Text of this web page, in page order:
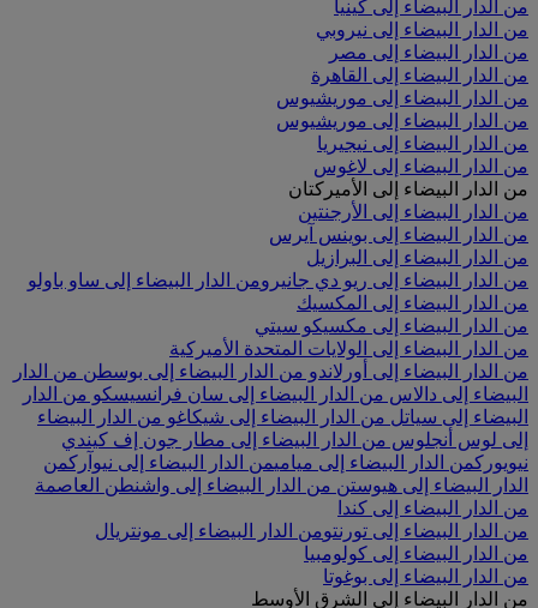
من الدار البيضاء إلى كينيا
من الدار البيضاء إلى نيروبي
من الدار البيضاء إلى مصر
من الدار البيضاء إلى القاهرة
من الدار البيضاء إلى موريشيوس
من الدار البيضاء إلى موريشيوس
من الدار البيضاء إلى نيجيريا
من الدار البيضاء إلى لاغوس
من الدار البيضاء إلى الأميركتان
من الدار البيضاء إلى الأرجنتين
من الدار البيضاء إلى بوينس آيرس
من الدار البيضاء إلى البرازيل
من الدار البيضاء إلى ريو دي جانيرومن الدار البيضاء إلى ساو باولو
من الدار البيضاء إلى المكسيك
من الدار البيضاء إلى مكسيكو سيتي
من الدار البيضاء إلى الولايات المتحدة الأميركية
من الدار البيضاء إلى أورلاندو من الدار البيضاء إلى بوسطن من الدار
البيضاء إلى دالاس من الدار البيضاء إلى سان فرانسيسكو من الدار
البيضاء إلى سياتل من الدار البيضاء إلى شيكاغو من الدار البيضاء
إلى لوس أنجلوس من الدار البيضاء إلى مطار جون إف كيندي
نيويوركمن الدار البيضاء إلى مياميمن الدار البيضاء إلى نيوآركمن
الدار البيضاء إلى هيوستن من الدار البيضاء إلى واشنطن العاصمة
من الدار البيضاء إلى كندا
من الدار البيضاء إلى تورنتومن الدار البيضاء إلى مونتريال
من الدار البيضاء إلى كولومبيا
من الدار البيضاء إلى بوغوتا
من الدار البيضاء إلى الشرق الأوسط